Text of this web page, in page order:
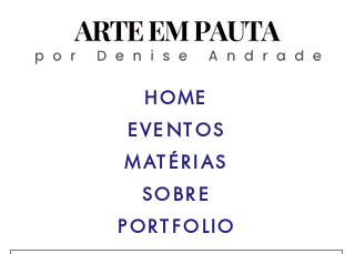
HOME
MATÉRIAS
SOBRE
PORTFOLIO
EVENTOS